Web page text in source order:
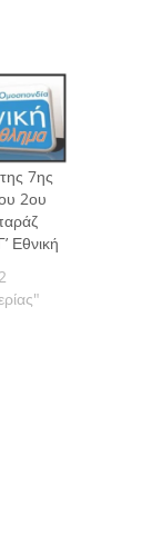
7ης
2ου
Εθνική